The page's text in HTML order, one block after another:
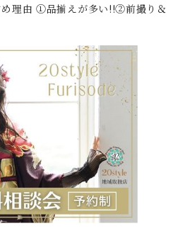
め理由 ①品揃えが多い!!②前撮り＆